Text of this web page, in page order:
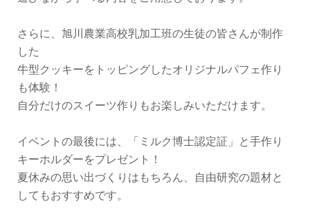
さらに、旭川農業高校乳加工班の生徒の皆さんが制作
した
牛型クッキーをトッピングしたオリジナルパフェ作り
も体験！
自分だけのスイーツ作りもお楽しみいただけます。
イベントの最後には、「ミルク博士認定証」と手作り
キーホルダーをプレゼント！
夏休みの思い出づくりはもちろん、自由研究の題材と
してもおすすめです。